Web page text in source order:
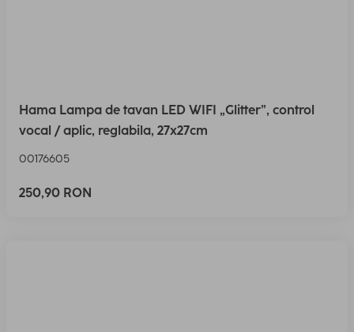
Hama Lampa de tavan LED WIFI „Glitter”, control
vocal / aplic, reglabila, 27x27cm
00176605
250,90 RON